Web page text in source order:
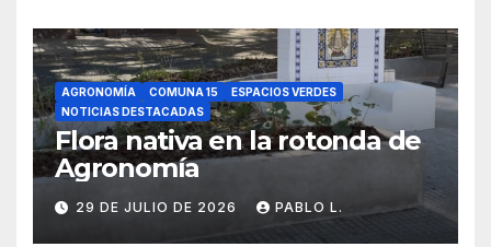
AGRONOMÍA COMUNA 15
ESPACIOS VERDES
NOTICIAS DESTACADAS
Flora nativa en la rotonda de
Agronomía
29 DE JULIO DE 2026 PABLO L.